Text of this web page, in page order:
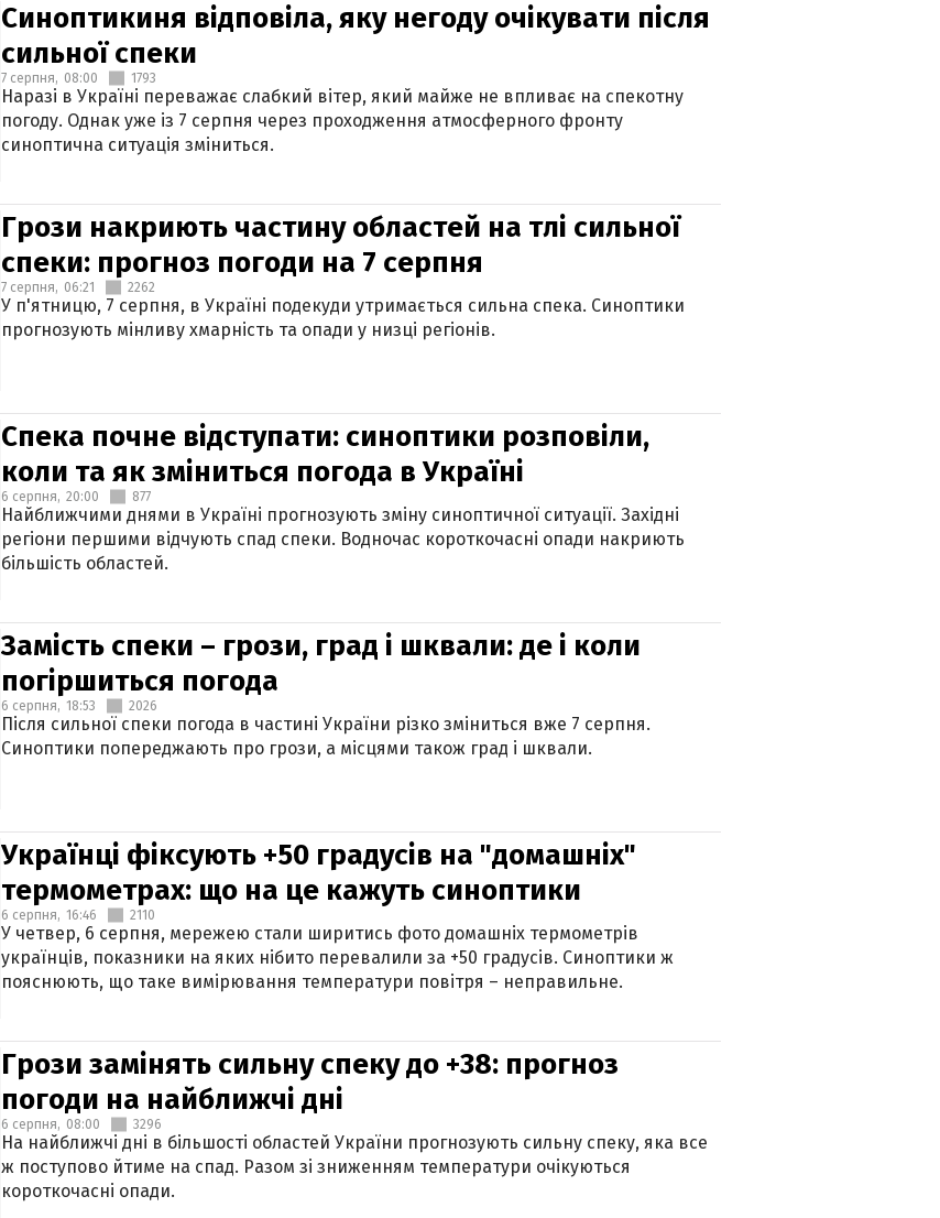
Синоптикиня відповіла, яку негоду очікувати після
сильної спеки
7 серпня, 08:00 1793
Наразі в Україні переважає слабкий вітер, який майже не впливає на спекотну
погоду. Однак уже із 7 серпня через проходження атмосферного фронту
синоптична ситуація зміниться.
Грози накриють частину областей на тлі сильної
спеки: прогноз погоди на 7 серпня
7 серпня, 06:21 2262
У п'ятницю, 7 серпня, в Україні подекуди утримається сильна спека. Синоптики
прогнозують мінливу хмарність та опади у низці регіонів.
Спека почне відступати: синоптики розповіли,
коли та як зміниться погода в Україні
6 серпня, 20:00 877
Найближчими днями в Україні прогнозують зміну синоптичної ситуації. Західні
регіони першими відчують спад спеки. Водночас короткочасні опади накриють
більшість областей.
Замість спеки – грози, град і шквали: де і коли
погіршиться погода
6 серпня, 18:53 2026
Після сильної спеки погода в частині України різко зміниться вже 7 серпня.
Синоптики попереджають про грози, а місцями також град і шквали.
Українці фіксують +50 градусів на "домашніх"
термометрах: що на це кажуть синоптики
6 серпня, 16:46 2110
У четвер, 6 серпня, мережею стали ширитись фото домашніх термометрів
українців, показники на яких нібито перевалили за +50 градусів. Синоптики ж
пояснюють, що таке вимірювання температури повітря – неправильне.
Грози замінять сильну спеку до +38: прогноз
погоди на найближчі дні
6 серпня, 08:00 3296
На найближчі дні в більшості областей України прогнозують сильну спеку, яка все
ж поступово йтиме на спад. Разом зі зниженням температури очікуються
короткочасні опади.